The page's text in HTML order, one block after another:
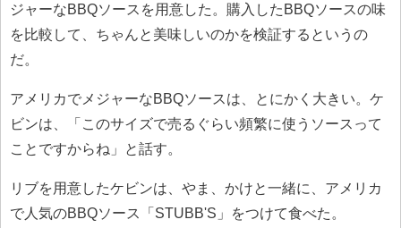
ジャーなBBQソースを用意した。購入したBBQソースの味
を比較して、ちゃんと美味しいのかを検証するというの
だ。
アメリカでメジャーなBBQソースは、とにかく大きい。ケ
ビンは、「このサイズで売るぐらい頻繁に使うソースって
ことですからね」と話す。
リブを用意したケビンは、やま、かけと一緒に、アメリカ
で人気のBBQソース「STUBB'S」をつけて食べた。